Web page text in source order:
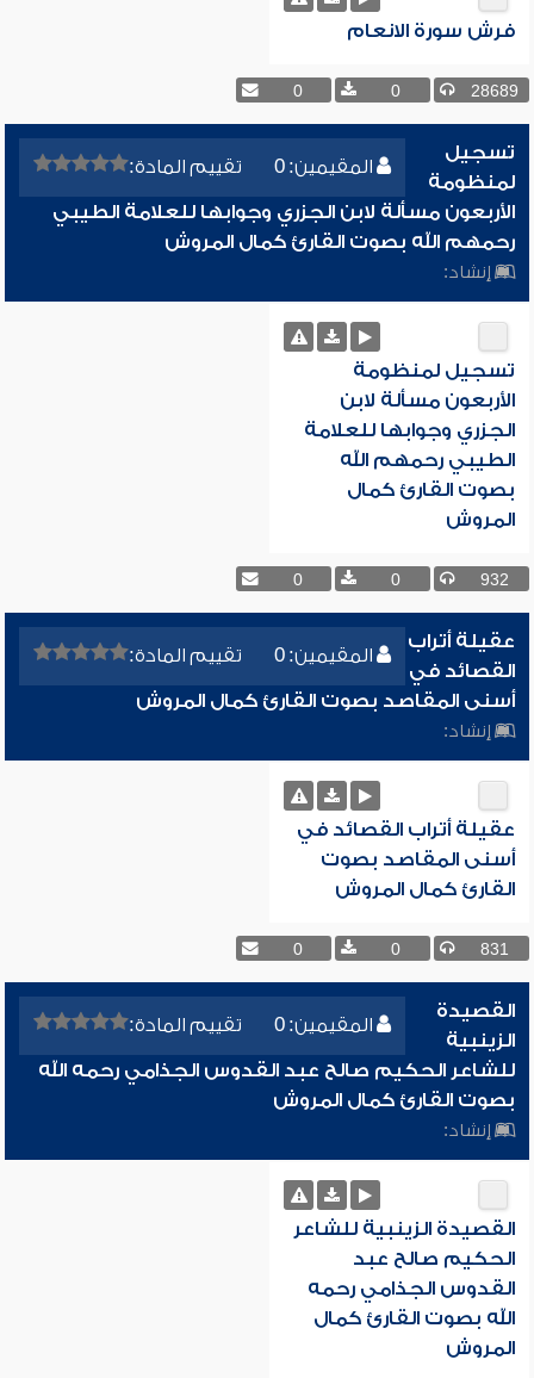
فرش سورة الانعام
28689
0
0
المقيمين: 0 تقييم المادة:
تسجيل
لمنظومة
الأربعون مسألة لابن الجزري وجوابها للعلامة الطيبي
رحمهم الله بصوت القارئ كمال المروش
إنشاد:
تسجيل لمنظومة
الأربعون مسألة لابن
الجزري وجوابها للعلامة
الطيبي رحمهم الله
بصوت القارئ كمال
المروش
932
0
0
المقيمين: 0 تقييم المادة:
عقيلة أتراب
القصائد في
أسنى المقاصد بصوت القارئ كمال المروش
إنشاد:
عقيلة أتراب القصائد في
أسنى المقاصد بصوت
القارئ كمال المروش
831
0
0
المقيمين: 0 تقييم المادة:
القصيدة
الزينبية
للشاعر الحكيم صالح عبد القدوس الجذامي رحمه الله
بصوت القارئ كمال المروش
إنشاد:
القصيدة الزينبية للشاعر
الحكيم صالح عبد
القدوس الجذامي رحمه
الله بصوت القارئ كمال
المروش